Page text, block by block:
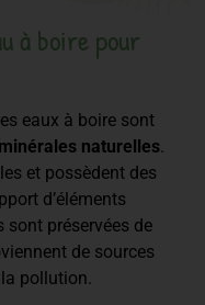
à boire pour
eaux à boire sont
naturelles.
et possèdent des
d’éléments
sont préservées de
de sources
pollution.